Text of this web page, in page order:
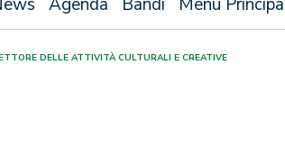
DELLE ATTIVITÀ CULTURALI E CREATIVE